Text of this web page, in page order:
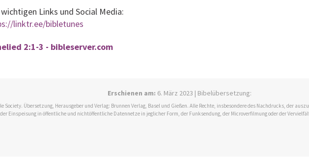
Links und Social Media:
linktr.ee/bibletunes
2:1-3 - bibleserver.com
Erschienen am: 6. März 2023 | Bibelübersetzung:
Society. Übersetzung, Herausgeber und Verlag: Brunnen Verlag, Basel und Gießen. Alle Rechte, insbesondere des Nachdrucks, der
Einspeisung in öffentliche und nichtöffentliche Datennetze in jeglicher Form, der Funksendung, der Microverfilmung oder der